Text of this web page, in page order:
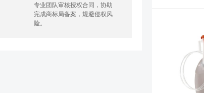
专业团队审核授权合同，协助
完成商标局备案，规避侵权风
险。